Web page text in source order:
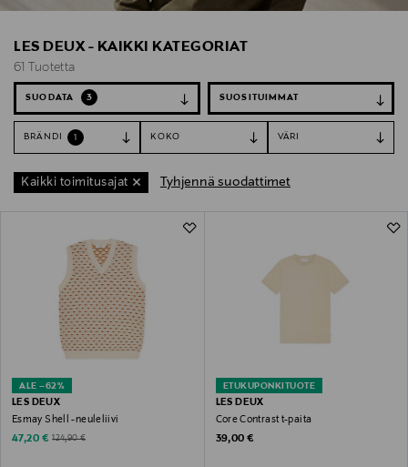
LES DEUX - KAIKKI KATEGORIAT
61 Tuotetta
SUODATA 3
BRÄNDI 1 KOKO VÄRI
Kaikki toimitusajat Tyhjennä suodattimet
ALE –62%
LES DEUX
Esmay Shell -neuleliivi
Discounted Price
47,20 € Original Price
124,90 €
ETUKUPONKITUOTE
LES DEUX
Core Contrast t-paita
Original Price
39,00 €